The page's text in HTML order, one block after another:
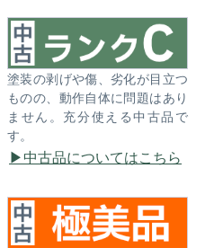
塗装の剥げや傷、劣化が目立つ
ものの、動作自体に問題はあり
ません。充分使える中古品で
す。
中古品についてはこちら